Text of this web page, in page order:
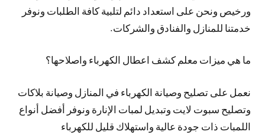
ورخيص ونحن على استعداد دائم لتلبية كافة الطلبات ونوفر
خدمتنا للمنازل والفنادق والشركات.
ما هي ميزات معلم كشف اعطال الكهرباء واصلاحها؟
نعمل على تصليح وصيانة الكهرباء في المنازل وصيانة بلاكات
وتصليح سبوت لايت وتبديل لمبات الإنارة ونوفر أفضل أنواع
اللمبات ذات جودة عالية واستهلاك قليل للكهرباء